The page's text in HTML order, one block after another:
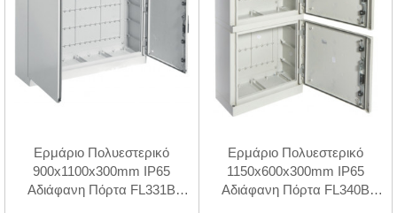
Ερμάριο Πολυεστερικό
900x1100x300mm IP65
Αδιάφανη Πόρτα FL331B
Ερμάριο Πολυεστερικό
1150x600x300mm IP65
Αδιάφανη Πόρτα FL340B